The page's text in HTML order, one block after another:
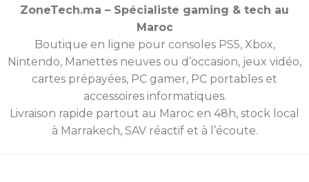
ZoneTech.ma – Spécialiste gaming & tech au
Maroc
Boutique en ligne pour consoles PS5, Xbox,
Nintendo, Manettes neuves ou d’occasion, jeux vidéo,
cartes prépayées, PC gamer, PC portables et
accessoires informatiques.
Livraison rapide partout au Maroc en 48h, stock local
à Marrakech, SAV réactif et à l’écoute.